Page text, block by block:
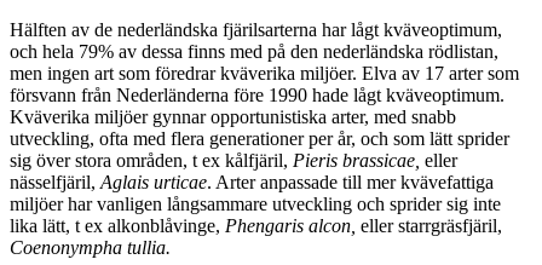
Hälften av de nederländska fjärilsarterna har lågt kväveoptimum,
och hela 79% av dessa finns med på den nederländska rödlistan,
men ingen art som föredrar kväverika miljöer. Elva av 17 arter som
försvann från Nederländerna före 1990 hade lågt kväveoptimum.
Kväverika miljöer gynnar opportunistiska arter, med snabb
utveckling, ofta med flera generationer per år, och som lätt sprider
sig över stora områden, t ex kålfjäril, Pieris brassicae, eller
nässelfjäril, Aglais urticae. Arter anpassade till mer kvävefattiga
miljöer har vanligen långsammare utveckling och sprider sig inte
lika lätt, t ex alkonblåvinge, Phengaris alcon, eller starrgräsfjäril,
Coenonympha tullia.